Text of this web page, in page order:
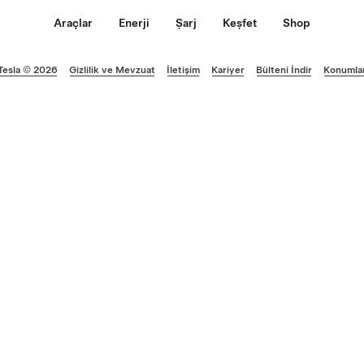
Araçlar Enerji Şarj Keşfet Shop
© 2026 Gizlilik ve Mevzuat İletişim Kariyer Bülteni İndir